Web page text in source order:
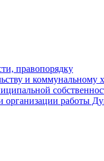
правопорядку
и коммунальному
организации работы